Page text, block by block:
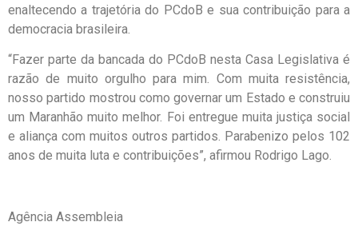
enaltecendo a trajetória do PCdoB e sua contribuição para a
democracia brasileira.
“Fazer parte da bancada do PCdoB nesta Casa Legislativa é
razão de muito orgulho para mim. Com muita resistência,
nosso partido mostrou como governar um Estado e construiu
um Maranhão muito melhor. Foi entregue muita justiça social
e aliança com muitos outros partidos. Parabenizo pelos 102
anos de muita luta e contribuições”, afirmou Rodrigo Lago.
Agência Assembleia